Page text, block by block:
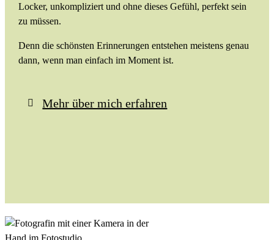
Locker, unkompliziert und ohne dieses Gefühl, perfekt sein
zu müssen.
Denn die schönsten Erinnerungen entstehen meistens genau
dann, wenn man einfach im Moment ist.
Mehr über mich erfahren